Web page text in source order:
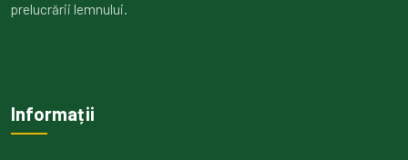
prelucrării lemnului.
Informații